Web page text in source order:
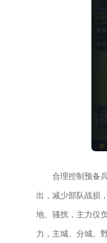
合理控制预备
出，减少部队战损
地、骚扰，主力仅
力，主城、分城、